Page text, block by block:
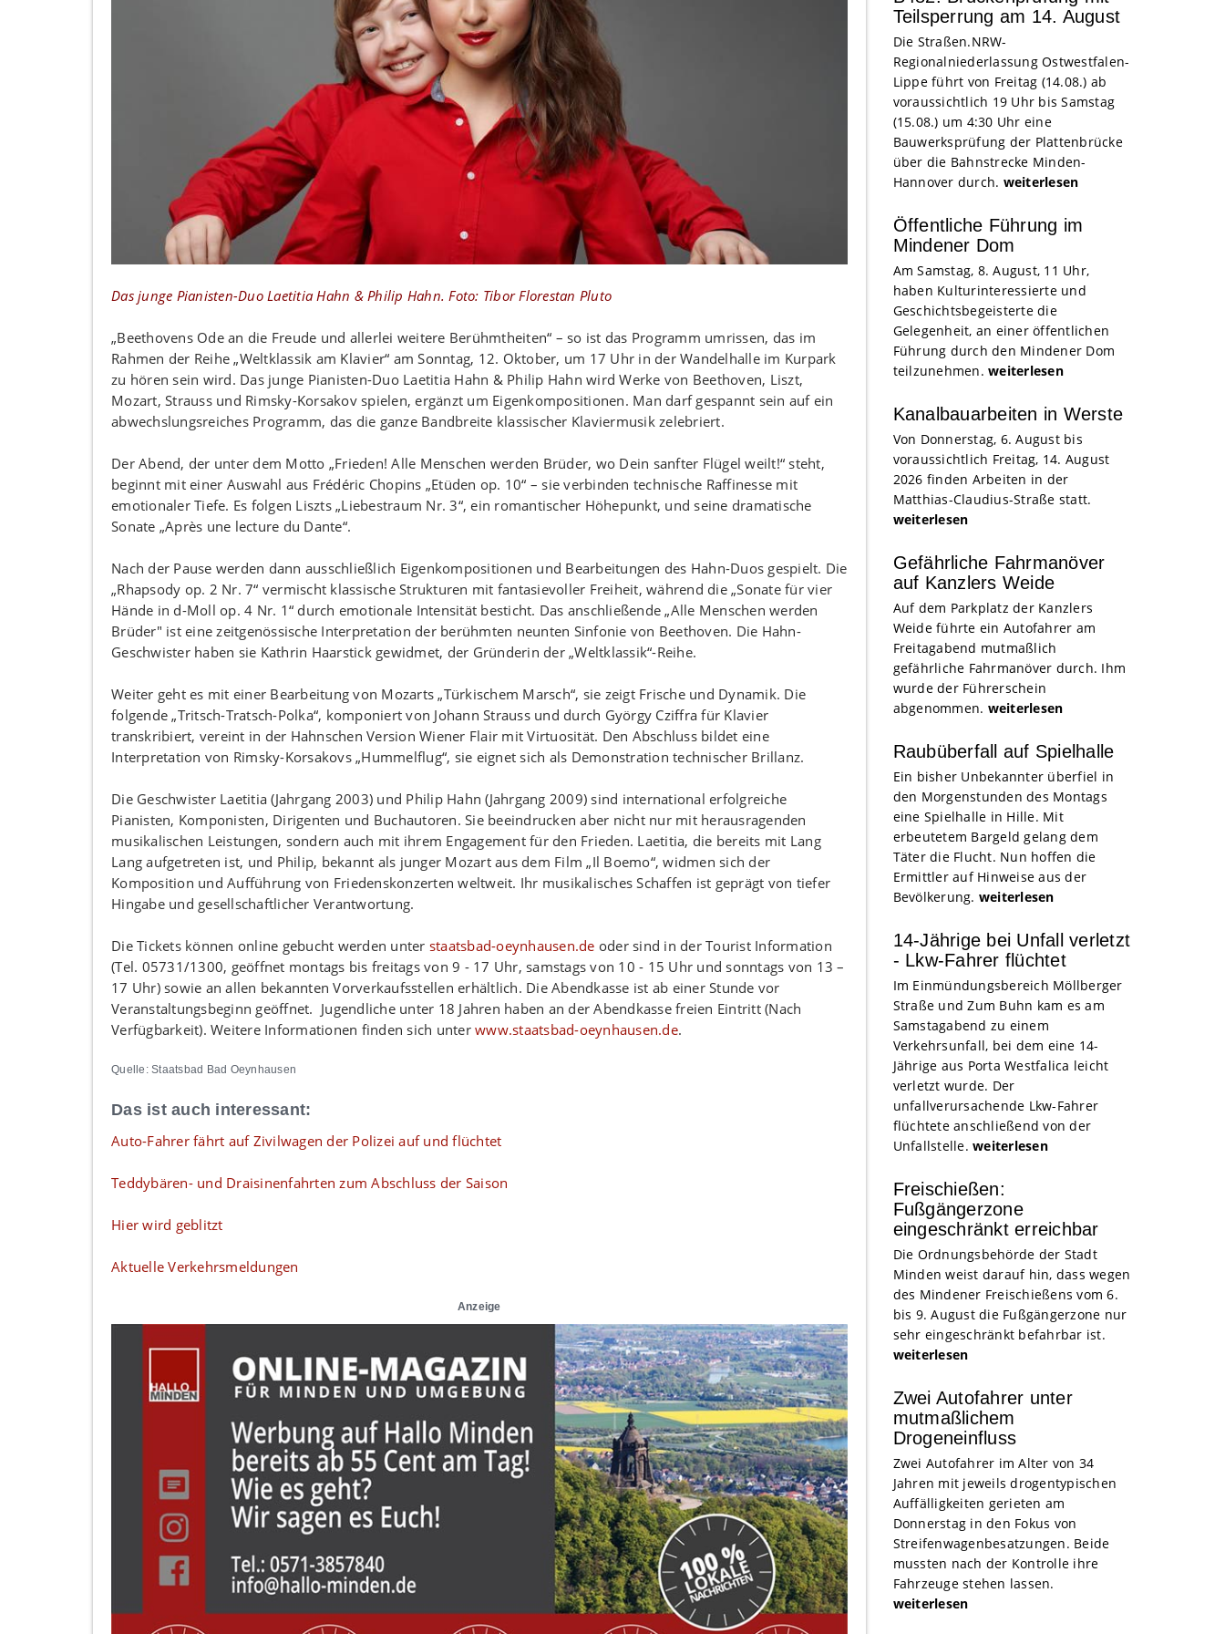
Das junge Pianisten-Duo Laetitia Hahn & Philip Hahn. Foto: Tibor Florestan Pluto
„Beethovens Ode an die Freude und allerlei weitere Berühmtheiten“ – so ist das Programm umrissen, das im
Rahmen der Reihe „Weltklassik am Klavier“ am Sonntag, 12. Oktober, um 17 Uhr in der Wandelhalle im Kurpark
zu hören sein wird. Das junge Pianisten-Duo Laetitia Hahn & Philip Hahn wird Werke von Beethoven, Liszt,
Mozart, Strauss und Rimsky-Korsakov spielen, ergänzt um Eigenkompositionen. Man darf gespannt sein auf ein
abwechslungsreiches Programm, das die ganze Bandbreite klassischer Klaviermusik zelebriert.
Der Abend, der unter dem Motto „Frieden! Alle Menschen werden Brüder, wo Dein sanfter Flügel weilt!“ steht,
beginnt mit einer Auswahl aus Frédéric Chopins „Etüden op. 10“ – sie verbinden technische Raffinesse mit
emotionaler Tiefe. Es folgen Liszts „Liebestraum Nr. 3“, ein romantischer Höhepunkt, und seine dramatische
Sonate „Après une lecture du Dante“.
Nach der Pause werden dann ausschließlich Eigenkompositionen und Bearbeitungen des Hahn-Duos gespielt. Die
„Rhapsody op. 2 Nr. 7“ vermischt klassische Strukturen mit fantasievoller Freiheit, während die „Sonate für vier
Hände in d-Moll op. 4 Nr. 1“ durch emotionale Intensität besticht. Das anschließende „Alle Menschen werden
Brüder" ist eine zeitgenössische Interpretation der berühmten neunten Sinfonie von Beethoven. Die Hahn-
Geschwister haben sie Kathrin Haarstick gewidmet, der Gründerin der „Weltklassik“-Reihe.
Weiter geht es mit einer Bearbeitung von Mozarts „Türkischem Marsch“, sie zeigt Frische und Dynamik. Die
folgende „Tritsch-Tratsch-Polka“, komponiert von Johann Strauss und durch György Cziffra für Klavier
transkribiert, vereint in der Hahnschen Version Wiener Flair mit Virtuosität. Den Abschluss bildet eine
Interpretation von Rimsky-Korsakovs „Hummelflug“, sie eignet sich als Demonstration technischer Brillanz.
Die Geschwister Laetitia (Jahrgang 2003) und Philip Hahn (Jahrgang 2009) sind international erfolgreiche
Pianisten, Komponisten, Dirigenten und Buchautoren. Sie beeindrucken aber nicht nur mit herausragenden
musikalischen Leistungen, sondern auch mit ihrem Engagement für den Frieden. Laetitia, die bereits mit Lang
Lang aufgetreten ist, und Philip, bekannt als junger Mozart aus dem Film „Il Boemo“, widmen sich der
Komposition und Aufführung von Friedenskonzerten weltweit. Ihr musikalisches Schaffen ist geprägt von tiefer
Hingabe und gesellschaftlicher Verantwortung.
Die Tickets können online gebucht werden unter staatsbad-oeynhausen.de oder sind in der Tourist Information
(Tel. 05731/1300, geöffnet montags bis freitags von 9 - 17 Uhr, samstags von 10 - 15 Uhr und sonntags von 13 –
17 Uhr) sowie an allen bekannten Vorverkaufsstellen erhältlich. Die Abendkasse ist ab einer Stunde vor
Veranstaltungsbeginn geöffnet. Jugendliche unter 18 Jahren haben an der Abendkasse freien Eintritt (Nach
Verfügbarkeit). Weitere Informationen finden sich unter www.staatsbad-oeynhausen.de.
Quelle: Staatsbad Bad Oeynhausen
Das ist auch interessant:
Auto-Fahrer fährt auf Zivilwagen der Polizei auf und flüchtet
Teddybären- und Draisinenfahrten zum Abschluss der Saison
Hier wird geblitzt
Aktuelle Verkehrsmeldungen
Anzeige
Teilsperrung am 14. August
Die Straßen.NRW-
Regionalniederlassung Ostwestfalen-
Lippe führt von Freitag (14.08.) ab
voraussichtlich 19 Uhr bis Samstag
(15.08.) um 4:30 Uhr eine
Bauwerksprüfung der Plattenbrücke
über die Bahnstrecke Minden-
Hannover durch. weiterlesen
Öffentliche Führung im
Mindener Dom
Am Samstag, 8. August, 11 Uhr,
haben Kulturinteressierte und
Geschichtsbegeisterte die
Gelegenheit, an einer öffentlichen
Führung durch den Mindener Dom
teilzunehmen. weiterlesen
Kanalbauarbeiten in Werste
Von Donnerstag, 6. August bis
voraussichtlich Freitag, 14. August
2026 finden Arbeiten in der
Matthias-Claudius-Straße statt.
weiterlesen
Gefährliche Fahrmanöver
auf Kanzlers Weide
Auf dem Parkplatz der Kanzlers
Weide führte ein Autofahrer am
Freitagabend mutmaßlich
gefährliche Fahrmanöver durch. Ihm
wurde der Führerschein
abgenommen. weiterlesen
Raubüberfall auf Spielhalle
Ein bisher Unbekannter überfiel in
den Morgenstunden des Montags
eine Spielhalle in Hille. Mit
erbeutetem Bargeld gelang dem
Täter die Flucht. Nun hoffen die
Ermittler auf Hinweise aus der
Bevölkerung. weiterlesen
14-Jährige bei Unfall verletzt
- Lkw-Fahrer flüchtet
Im Einmündungsbereich Möllberger
Straße und Zum Buhn kam es am
Samstagabend zu einem
Verkehrsunfall, bei dem eine 14-
Jährige aus Porta Westfalica leicht
verletzt wurde. Der
unfallverursachende Lkw-Fahrer
flüchtete anschließend von der
Unfallstelle. weiterlesen
Freischießen:
Fußgängerzone
eingeschränkt erreichbar
Die Ordnungsbehörde der Stadt
Minden weist darauf hin, dass wegen
des Mindener Freischießens vom 6.
bis 9. August die Fußgängerzone nur
sehr eingeschränkt befahrbar ist.
weiterlesen
Zwei Autofahrer unter
mutmaßlichem
Drogeneinfluss
Zwei Autofahrer im Alter von 34
Jahren mit jeweils drogentypischen
Auffälligkeiten gerieten am
Donnerstag in den Fokus von
Streifenwagenbesatzungen. Beide
mussten nach der Kontrolle ihre
Fahrzeuge stehen lassen.
weiterlesen